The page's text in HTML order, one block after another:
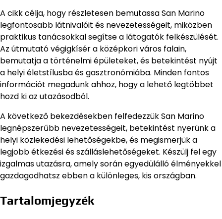
A cikk célja, hogy részletesen bemutassa San Marino
legfontosabb látnivalóit és nevezetességeit, miközben
praktikus tanácsokkal segítse a látogatók felkészülését.
Az útmutató végigkísér a középkori város falain,
bemutatja a történelmi épületeket, és betekintést nyújt
a helyi életstílusba és gasztronómiába. Minden fontos
információt megadunk ahhoz, hogy a lehető legtöbbet
hozd ki az utazásodból.
A következő bekezdésekben felfedezzük San Marino
legnépszerűbb nevezetességeit, betekintést nyerünk a
helyi közlekedési lehetőségekbe, és megismerjük a
legjobb étkezési és szálláslehetőségeket. Készülj fel egy
izgalmas utazásra, amely során egyedülálló élményekkel
gazdagodhatsz ebben a különleges, kis országban.
Tartalomjegyzék